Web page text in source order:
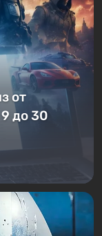
от
до 30